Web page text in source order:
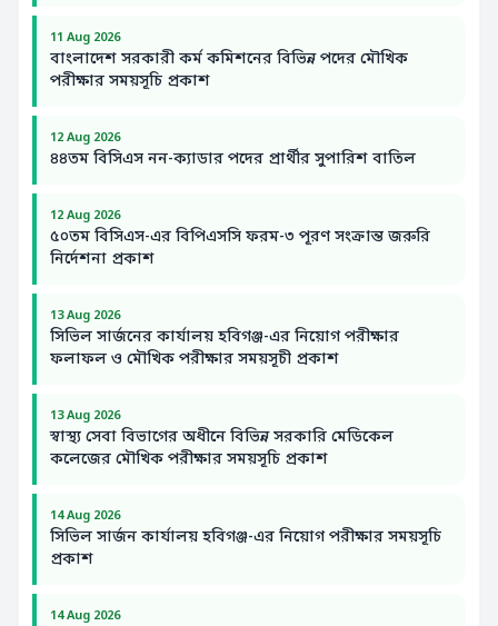
11 Aug 2026
বাংলাদেশ সরকারী কর্ম কমিশনের বিভিন্ন পদের মৌখিক
পরীক্ষার সময়সূচি প্রকাশ
12 Aug 2026
৪৪তম বিসিএস নন-ক্যাডার পদের প্রার্থীর সুপারিশ বাতিল
12 Aug 2026
৫০তম বিসিএস-এর বিপিএসসি ফরম-৩ পূরণ সংক্রান্ত জরুরি
নির্দেশনা প্রকাশ
13 Aug 2026
সিভিল সার্জনের কার্যালয় হবিগঞ্জ-এর নিয়োগ পরীক্ষার
ফলাফল ও মৌখিক পরীক্ষার সময়সূচী প্রকাশ
13 Aug 2026
স্বাস্থ্য সেবা বিভাগের অধীনে বিভিন্ন সরকারি মেডিকেল
কলেজের মৌখিক পরীক্ষার সময়সূচি প্রকাশ
14 Aug 2026
সিভিল সার্জন কার্যালয় হবিগঞ্জ-এর নিয়োগ পরীক্ষার সময়সূচি
প্রকাশ
14 Aug 2026